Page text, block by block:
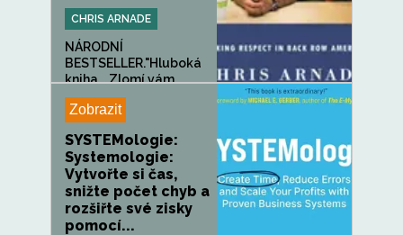
CHRIS ARNADE
NÁRODNÍ
BESTSELLER."Hluboká
kniha... Zlomí vám...
Zobrazit
SYSTEMologie:
Systemologie:
Vytvořte si čas,
snižte počet chyb a
rozšiřte své zisky
pomocí...